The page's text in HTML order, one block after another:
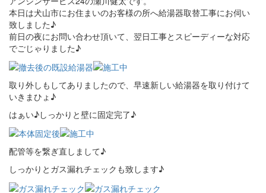
本日は犬山市にお住まいのお客様の所へ給湯器取替工事にお伺い
致しました♪
前日の夜にお問い合わせ頂いて、翌日工事とスピーディーな対応
でごじゃりました♪
取り外しもしてありましたので、早速新しい給湯器を取り付けて
いきまひょ♪
はぁい♪しっかりと壁に固定完了♪
配管等を繋ぎ直しまして♪
しっかりとガス漏れチェックも致します♪